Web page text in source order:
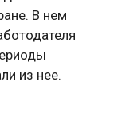
В нем
из нее.